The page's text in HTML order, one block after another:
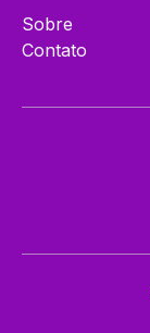
Sobre
Contato